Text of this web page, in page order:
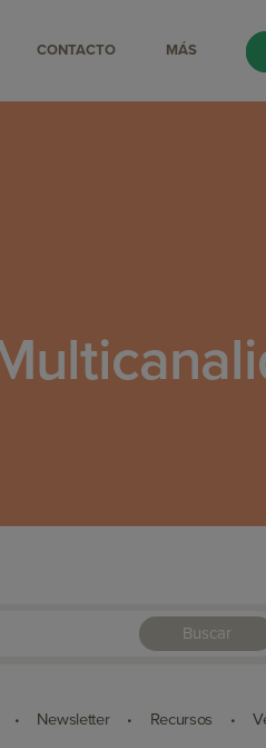
CONTACTO MÁS
Buscar
• Newsletter • Recursos •